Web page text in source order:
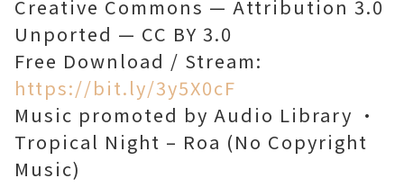
Creative Commons — Attribution 3.0
Unported — CC BY 3.0
Free Download / Stream:
https://bit.ly/3y5X0cF
Music promoted by Audio Library •
Tropical Night – Roa (No Copyright
Music)